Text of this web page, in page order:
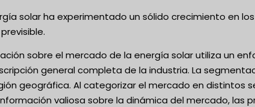
solar ha experimentado un sólido crecimiento en
sobre el mercado de la energía solar utiliza un
general completa de la industria. La
geográfica. Al categorizar el mercado en
valiosa sobre la dinámica del mercado, las